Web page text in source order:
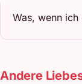
Was, wenn ich
Andere